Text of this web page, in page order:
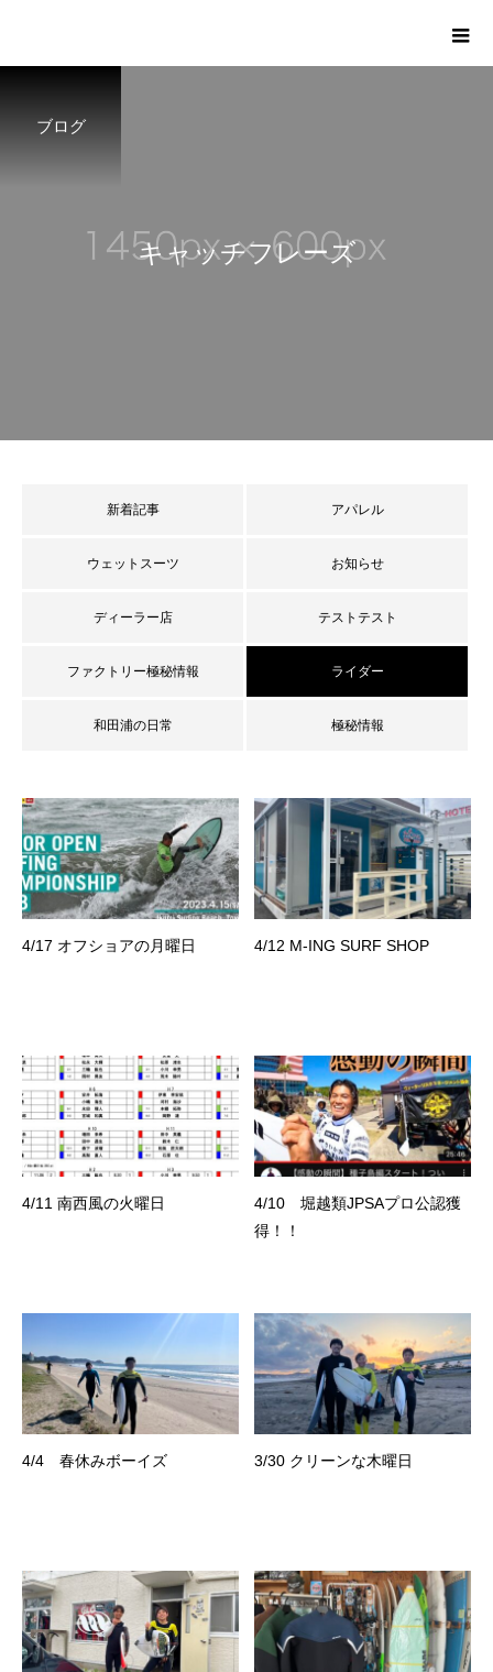
ブログ
キャッチフレーズ
新着記事 アパレル
ウェットスーツ お知らせ
ディーラー店 テストテスト
ファクトリー極秘情報 ライダー
和田浦の日常 極秘情報
4/17 オフショアの月曜日 4/12 M-ING SURF SHOP
4/11 南西風の火曜日
4/10 堀越類JPSAプロ公認獲
得！！
4/4 春休みボーイズ 3/30 クリーンな木曜日